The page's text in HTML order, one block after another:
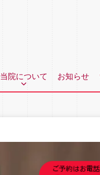
当院について お知らせ